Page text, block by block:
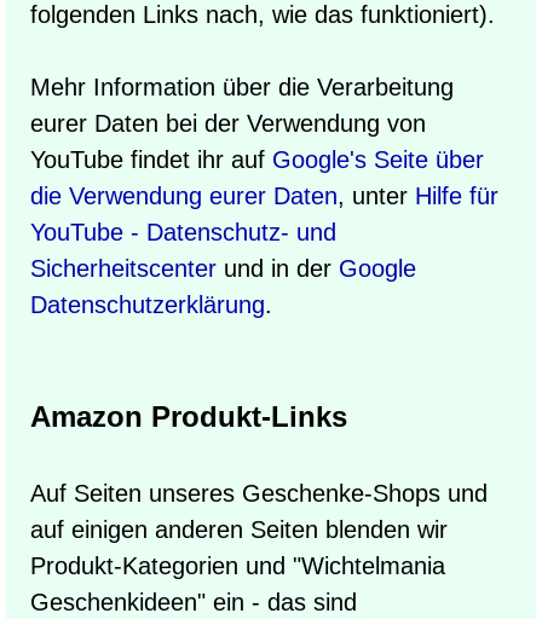
folgenden Links nach, wie das funktioniert).
Mehr Information über die Verarbeitung
eurer Daten bei der Verwendung von
YouTube findet ihr auf Google's Seite über
die Verwendung eurer Daten, unter Hilfe für
YouTube - Datenschutz- und
Sicherheitscenter und in der Google
Datenschutzerklärung.
Amazon Produkt-Links
Auf Seiten unseres Geschenke-Shops und
auf einigen anderen Seiten blenden wir
Produkt-Kategorien und "Wichtelmania
Geschenkideen" ein - das sind